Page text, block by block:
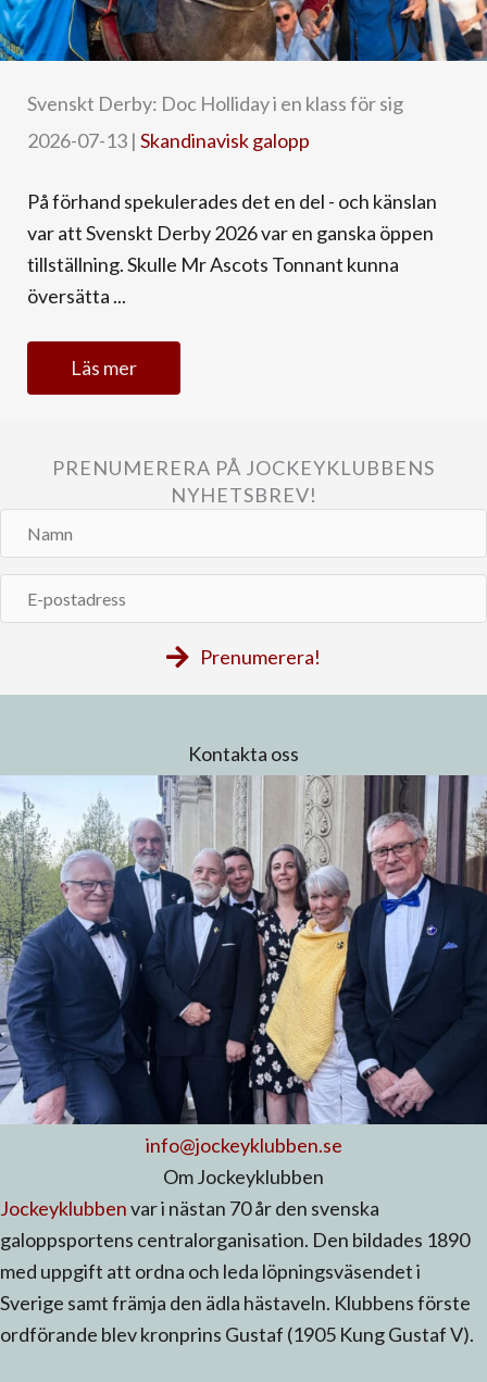
Svenskt Derby: Doc Holliday i en klass för sig
2026-07-13 | Skandinavisk galopp
På förhand spekulerades det en del - och känslan
var att Svenskt Derby 2026 var en ganska öppen
tillställning. Skulle Mr Ascots Tonnant kunna
översätta ...
Läs mer
PRENUMERERA PÅ JOCKEYKLUBBENS
NYHETSBREV!
Namn
postadress
Prenumerera!
Kontakta oss
info@jockeyklubben.se
Om Jockeyklubben
Jockeyklubbenvar i nästan 70 år den svenska
galoppsportens centralorganisation. Den bildades 1890
med uppgift att ordna och leda löpningsväsendet i
Sverige samt främja den ädla hästaveln. Klubbens förste
ordförande blev kronprins Gustaf (1905 Kung Gustaf V).